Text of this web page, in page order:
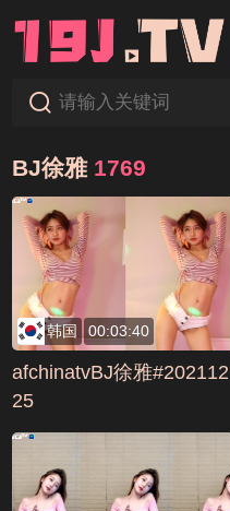
BJ徐雅 1769
韩国 00:03:40
afchinatvBJ徐雅#202112
25